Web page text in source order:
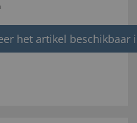
het artikel beschikbaar